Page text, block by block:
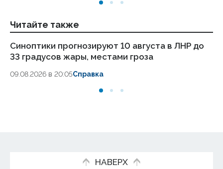
Читайте также
Синоптики прогнозируют 10 августа в ЛНР до
33 градусов жары, местами гроза
09.08.2026 в 20:05Справка
НАВЕРХ